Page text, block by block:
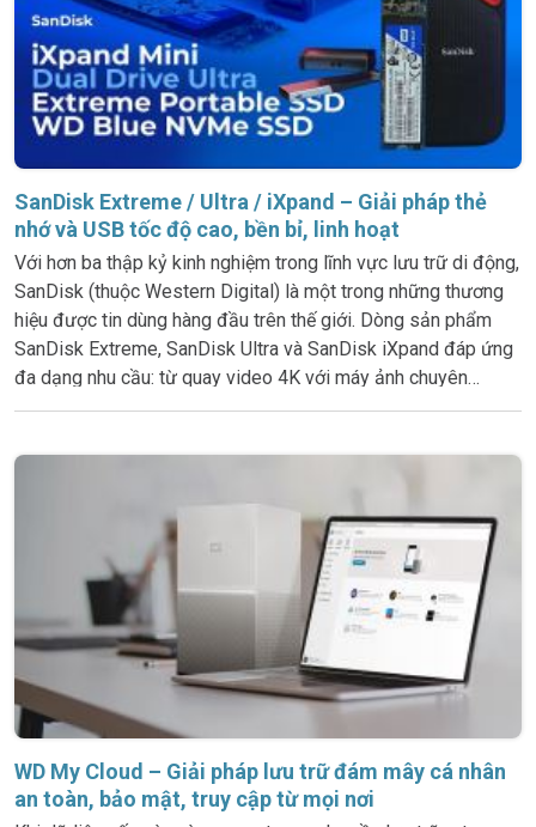
SanDisk Extreme / Ultra / iXpand – Giải pháp thẻ
nhớ và USB tốc độ cao, bền bỉ, linh hoạt
Với hơn ba thập kỷ kinh nghiệm trong lĩnh vực lưu trữ di động,
SanDisk (thuộc Western Digital) là một trong những thương
hiệu được tin dùng hàng đầu trên thế giới. Dòng sản phẩm
SanDisk Extreme, SanDisk Ultra và SanDisk iXpand đáp ứng
đa dạng nhu cầu: từ quay video 4K với máy ảnh chuyên
nghiệp, mở rộng dung lượng smartphone, đến sao lưu nhanh
WD My Cloud – Giải pháp lưu trữ đám mây cá nhân
an toàn, bảo mật, truy cập từ mọi nơi